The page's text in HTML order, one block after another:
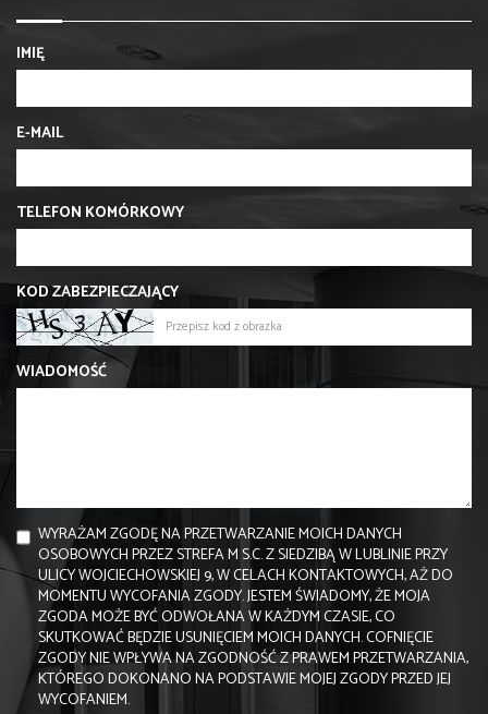
IMIĘ
E-MAIL
TELEFON KOMÓRKOWY
KOD ZABEZPIECZAJĄCY
WIADOMOŚĆ
WYRAŻAM ZGODĘ NA PRZETWARZANIE MOICH DANYCH
OSOBOWYCH PRZEZ STREFA M S.C. Z SIEDZIBĄ W LUBLINIE PRZY
ULICY WOJCIECHOWSKIEJ 9, W CELACH KONTAKTOWYCH, AŻ DO
MOMENTU WYCOFANIA ZGODY. JESTEM ŚWIADOMY, ŻE MOJA
ZGODA MOŻE BYĆ ODWOŁANA W KAŻDYM CZASIE, CO
SKUTKOWAĆ BĘDZIE USUNIĘCIEM MOICH DANYCH. COFNIĘCIE
ZGODY NIE WPŁYWA NA ZGODNOŚĆ Z PRAWEM PRZETWARZANIA,
KTÓREGO DOKONANO NA PODSTAWIE MOJEJ ZGODY PRZED JEJ
WYCOFANIEM.